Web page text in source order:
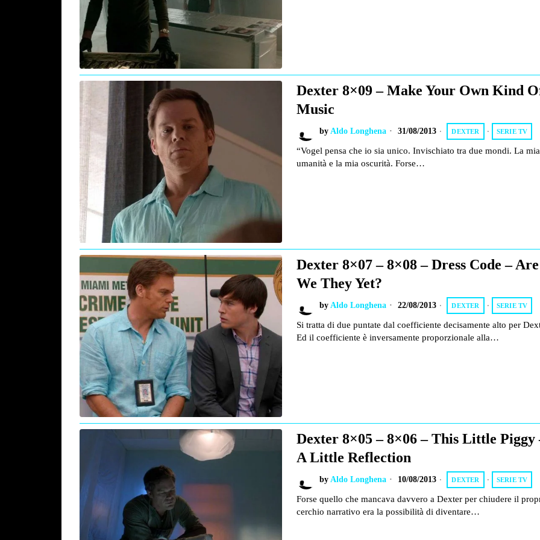
Dexter 8×09 – Make Your Own Kind
Music
by Aldo Longhena 31/08/2013 DEXTER · SERIE TV
“Vogel pensa che io sia unico. Invischiato tra due mondi. La mia
umanità e la mia oscurità. Forse…
Dexter 8×07 – 8×08 – Dress Code – Are
We They Yet?
by Aldo Longhena 22/08/2013 DEXTER · SERIE TV
Si tratta di due puntate dal coefficiente decisamente alto per
Ed il coefficiente è inversamente proporzionale alla…
Dexter 8×05 – 8×06 – This Little Piggy
A Little Reflection
by Aldo Longhena 10/08/2013 DEXTER · SERIE TV
Forse quello che mancava davvero a Dexter per chiudere il
cerchio narrativo era la possibilità di diventare…